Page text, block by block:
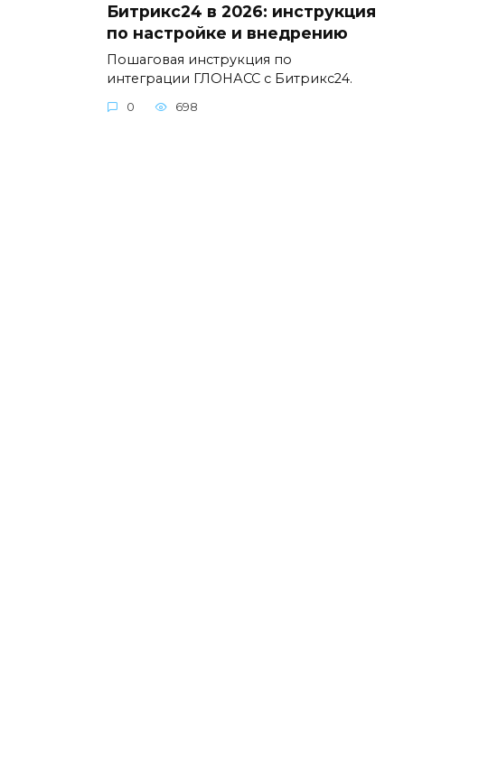
Битрикс24 в 2026: инструкция
по настройке и внедрению
Пошаговая инструкция по
интеграции ГЛОНАСС с Битрикс24.
0 698